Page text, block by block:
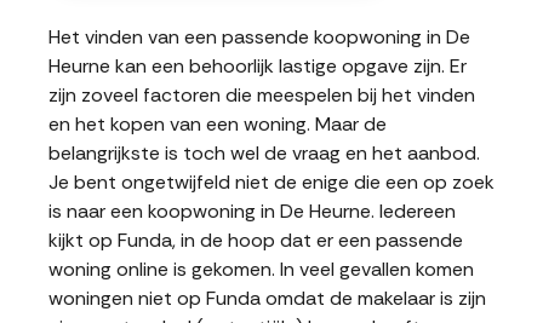
Het vinden van een passende koopwoning in De
Heurne kan een behoorlijk lastige opgave zijn. Er
zijn zoveel factoren die meespelen bij het vinden
en het kopen van een woning. Maar de
belangrijkste is toch wel de vraag en het aanbod.
Je bent ongetwijfeld niet de enige die een op zoek
is naar een koopwoning in De Heurne. Iedereen
kijkt op Funda, in de hoop dat er een passende
woning online is gekomen. In veel gevallen komen
woningen niet op Funda omdat de makelaar is zijn